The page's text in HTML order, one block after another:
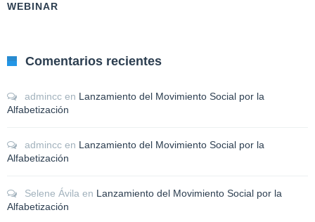
WEBINAR
Comentarios recientes
admincc en Lanzamiento del Movimiento Social por la
Alfabetización
admincc en Lanzamiento del Movimiento Social por la
Alfabetización
Selene Ávila en Lanzamiento del Movimiento Social por la
Alfabetización